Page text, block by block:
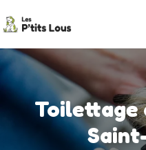
Toilettage